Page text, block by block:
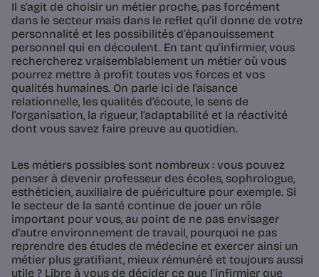
Il s’agit de choisir un métier proche, pas forcément
dans le secteur mais dans le reflet qu’il donne de votre
personnalité et les possibilités d’épanouissement
personnel qui en découlent. En tant qu’infirmier, vous
rechercherez vraisemblablement un métier où vous
pourrez mettre à profit toutes vos forces et vos
qualités humaines. On parle ici de l’aisance
relationnelle, les qualités d’écoute, le sens de
l’organisation, la rigueur, l’adaptabilité et la réactivité
dont vous savez faire preuve au quotidien.
Les métiers possibles sont nombreux : vous pouvez
penser à devenir professeur des écoles, sophrologue,
esthéticien, auxiliaire de puériculture pour exemple. Si
le secteur de la santé continue de jouer un rôle
important pour vous, au point de ne pas envisager
d’autre environnement de travail, pourquoi ne pas
reprendre des études de médecine et exercer ainsi un
métier plus gratifiant, mieux rémunéré et toujours aussi
utile ? Libre à vous de décider ce que l’infirmier que